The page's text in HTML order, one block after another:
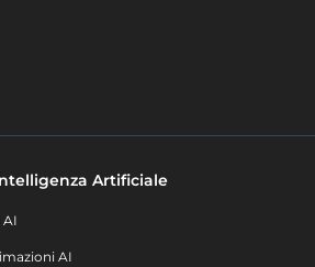
Artificiale
AI
AI